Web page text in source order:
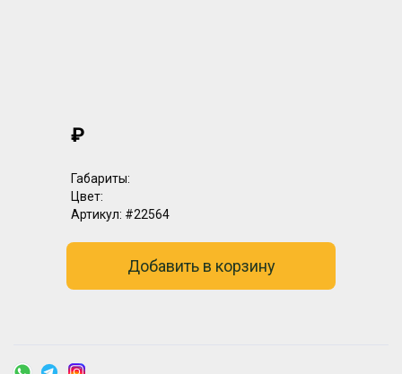
₽
Габариты:
Цвет:
Артикул: #22564
Добавить в корзину